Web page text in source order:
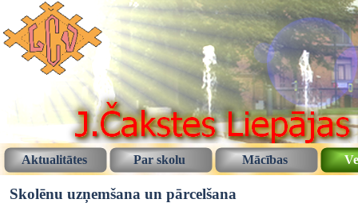
Aktualitātes Par skolu Mācības
Skolēnu uzņemšana un pārcelšana